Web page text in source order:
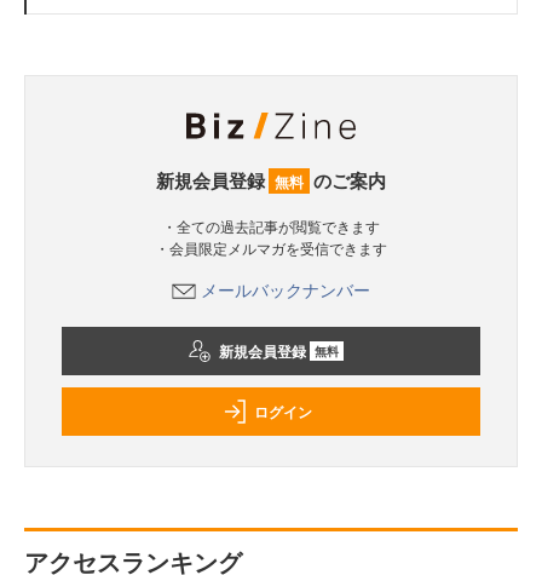
新規会員登録 無料 のご案内
・全ての過去記事が閲覧できます
・会員限定メルマガを受信できます
メールバックナンバー
新規会員登録 無料
ログイン
アクセスランキング